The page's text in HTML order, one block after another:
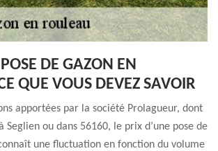
DE GAZON EN
QUE VOUS DEVEZ SAVOIR
apportées par la société Prolagueur, dont
Seglien ou dans 56160, le prix d’une pose de
une fluctuation en fonction du volume